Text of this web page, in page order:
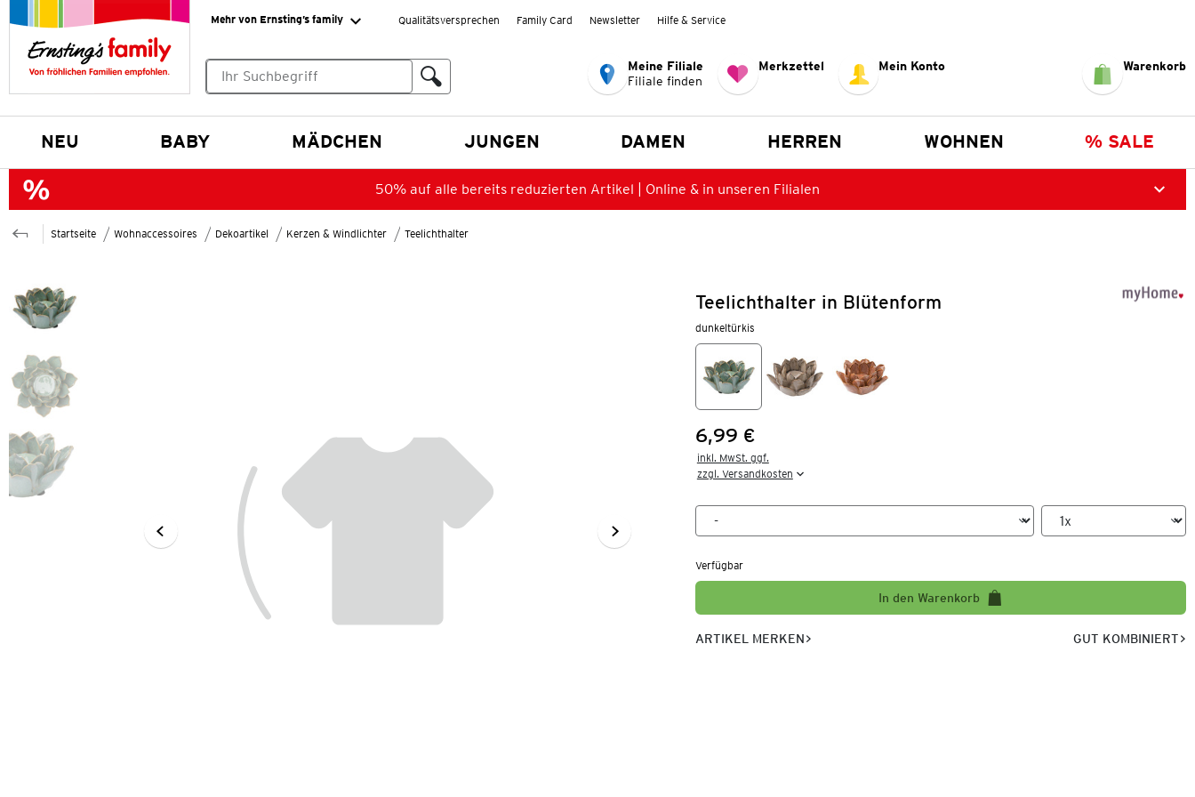
Mehr von Ernsting’s family Qualitätsversprechen Family Card Newsletter Hilfe & Service
Meine Filiale
Filiale finden
Merkzettel Mein Konto Warenkorb
NEU BABY MÄDCHEN JUNGEN DAMEN HERREN WOHNEN % SALE
50% auf alle bereits reduzierten Artikel | Online & in unseren Filialen
Startseite Wohnaccessoires Dekoartikel Kerzen & Windlichter Teelichthalter
Teelichthalter in Blütenform
dunkeltürkis
Preis:
6,99 €
inkl. MwSt. ggf.
zzgl. Versandkosten
Verfügbar
In den Warenkorb
ARTIKEL MERKEN GUT KOMBINIERT